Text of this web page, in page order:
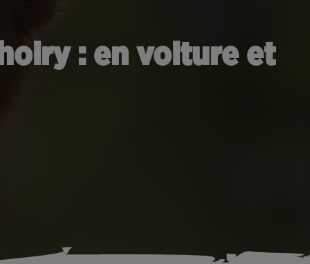
: en voiture et